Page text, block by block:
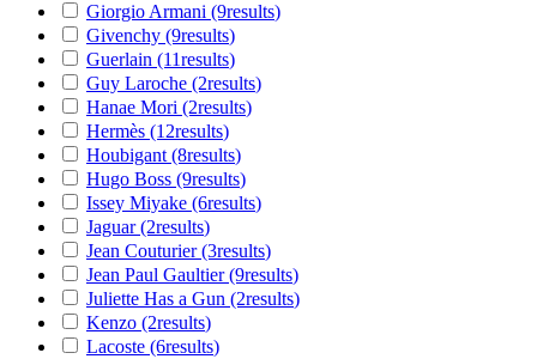
Giorgio Armani (9results)
Givenchy (9results)
Guerlain (11results)
Guy Laroche (2results)
Hanae Mori (2results)
Hermès (12results)
Houbigant(8results)
Hugo Boss (9results)
Issey Miyake (6results)
Jaguar(2results)
Jean Couturier(3results)
Jean Paul Gaultier(9results)
Juliette Has a Gun (2results)
Kenzo (2results)
Lacoste (6results)